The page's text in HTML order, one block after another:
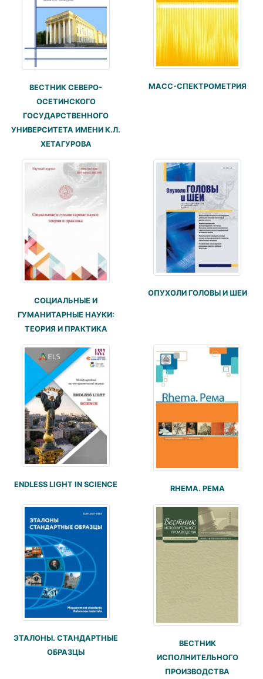
ВЕСТНИК СЕВЕРО-
ОСЕТИНСКОГО
ГОСУДАРСТВЕННОГО
УНИВЕРСИТЕТА ИМЕНИ К.Л.
ХЕТАГУРОВА
МАСС-СПЕКТРОМЕТРИЯ
СОЦИАЛЬНЫЕ И
ГУМАНИТАРНЫЕ НАУКИ:
ТЕОРИЯ И ПРАКТИКА
ОПУХОЛИ ГОЛОВЫ И ШЕИ
ENDLESS LIGHT IN SCIENCE
RHEMA. РЕМА
ЭТАЛОНЫ. СТАНДАРТНЫЕ
ОБРАЗЦЫ
ВЕСТНИК
ИСПОЛНИТЕЛЬНОГО
ПРОИЗВОДСТВА